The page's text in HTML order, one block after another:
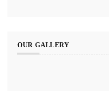
OUR GALLERY